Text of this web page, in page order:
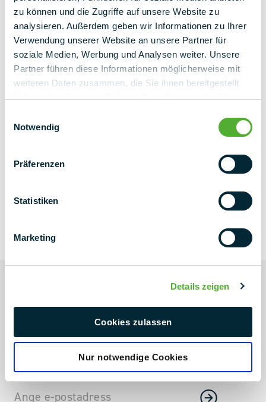
zu können und die Zugriffe auf unsere Website zu
analysieren. Außerdem geben wir Informationen zu Ihrer
Verwendung unserer Website an unsere Partner für
soziale Medien, Werbung und Analysen weiter. Unsere
Partner führen diese Informationen möglicherweise mit
weiteren Daten zusammen, die Sie ihnen bereitgestellt
haben oder die sie im Rahmen Ihrer Nutzung der Dienste
Notwendig
Präferenzen
Statistiken
Marketing
Details zeigen
Cookies zulassen
Nur notwendige Cookies
NEXT LEVEL
Pågående projekt & projektnyheter
Branschtrender direkt till din inkorg
Företagsnyheter, mässor och mycket mer